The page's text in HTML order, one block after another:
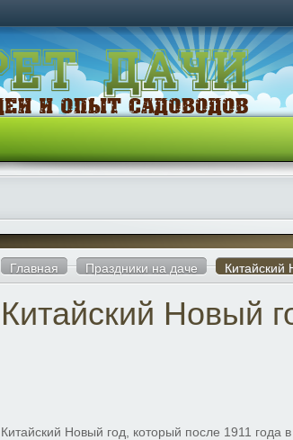
Главная Праздники на даче Китайский
Китайский Новый
Китайский Новый год, который после 1911 года